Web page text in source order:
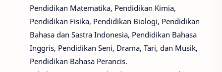
Pendidikan Matematika, Pendidikan Kimia,
Pendidikan Fisika, Pendidikan Biologi, Pendidikan
Bahasa dan Sastra Indonesia, Pendidikan Bahasa
Inggris, Pendidikan Seni, Drama, Tari, dan Musik,
Pendidikan Bahasa Perancis.